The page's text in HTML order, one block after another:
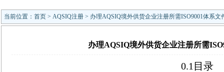
当前位置： 首页 > AQSIQ注册 > 办理AQSIQ境外供货企业注册所需ISO9001体系文
办理AQSIQ境外供货企业注册所需
0.1 目录